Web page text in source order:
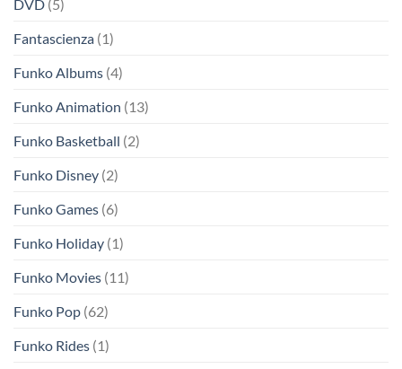
DVD (5)
Fantascienza (1)
Funko Albums (4)
Funko Animation (13)
Funko Basketball (2)
Funko Disney (2)
Funko Games (6)
Funko Holiday (1)
Funko Movies (11)
Funko Pop (62)
Funko Rides (1)